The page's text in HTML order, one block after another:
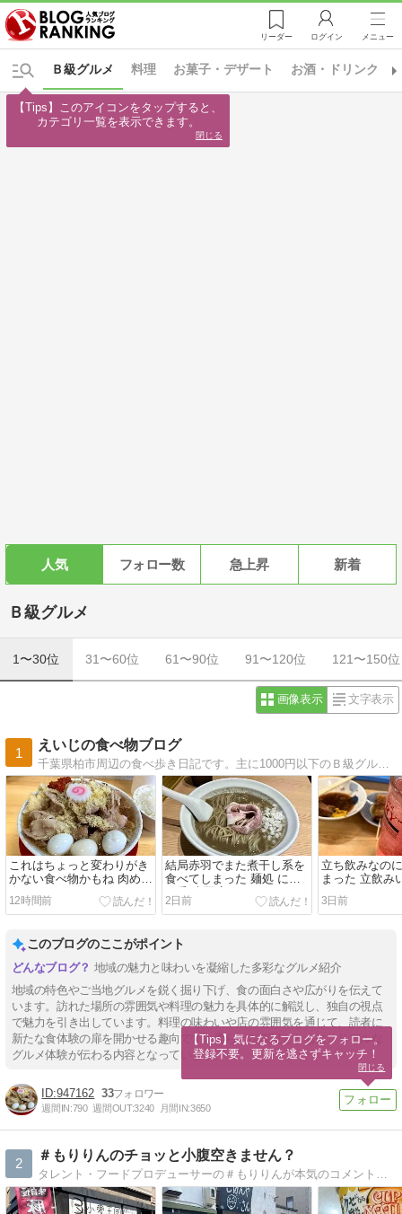
リーダー ログイン メニュー
料理 お菓子・デザート お酒・ドリンク
Ｂ級グルメ
人気 フォロー数 急上昇 新着
Ｂ級グルメ
1〜30位 31〜60位 61〜90位 91〜120位 121〜150位
画像表示 文字表示
1
えいじの食べ物ブログ
千葉県柏市周辺の食べ歩き日記です。主に1000円以下のＢ級グルメの食べ歩きを紹介しています。レイソル、ボートレースの話題も。
これはちょっと変わりがき
かない食べ物かもね 肉めん
肉めし NO11
12時間前
結局赤羽でまた煮干し系を
食べてしまった 麺処 にぼ
し香 赤羽店
2日前
立ち飲みなの
まった 立飲み
3日前
このブログのここがポイント
地域の魅力と味わいを凝縮した多彩なグルメ紹介
地域の特色やご当地グルメを鋭く掘り下げ、食の面白さや広がりを伝えて
います。訪れた場所の雰囲気や料理の魅力を具体的に解説し、独自の視点
で魅力を引き出しています。料理の味わいや店の雰囲気を通じて、読者に
新たな食体験の扉を開かせる趣向です。柔らかな表現とともに、リアルな
グルメ体験が伝わる内容となっています。
947162 33
週間IN:790 週間OUT:3240 月間IN:3650
2
＃もりりんのチョッと小腹空きません？
タレント・フードプロデューサーの＃もりりんが本気のコメントで書いてます。（あくまでも個人的な感想ですけどね）夜中に見ちゃうとお腹がなっちゃうかも！youtube「森田仁のもりチャンネルりん」でも美味しいを発信中です。
【Tips】このアイコンをタップすると、
カテゴリ一覧を表示できます。
閉じる
【Tips】気になるブログをフォロー。
登録不要。更新を逃さずキャッチ！
閉じる